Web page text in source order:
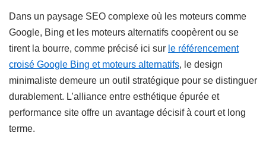
Dans un paysage SEO complexe où les moteurs comme
Google, Bing et les moteurs alternatifs coopèrent ou se
tirent la bourre, comme précisé ici sur le référencement
croisé Google Bing et moteurs alternatifs, le design
minimaliste demeure un outil stratégique pour se distinguer
durablement. L’alliance entre esthétique épurée et
performance site offre un avantage décisif à court et long
terme.